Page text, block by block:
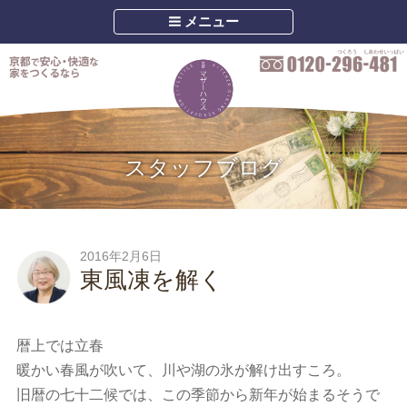
メニュー
スタッフブログ
2016年2月6日
東風凍を解く
暦上では立春
暖かい春風が吹いて、川や湖の氷が解け出すころ。
旧暦の七十二候では、この季節から新年が始まるそうで